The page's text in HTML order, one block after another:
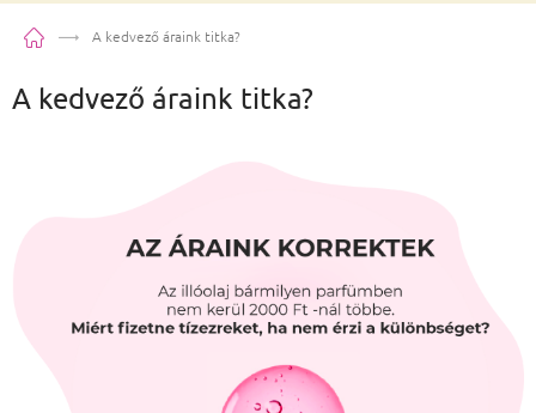
KezdőlapA kedvező áraink titka?
A kedvező áraink titka?